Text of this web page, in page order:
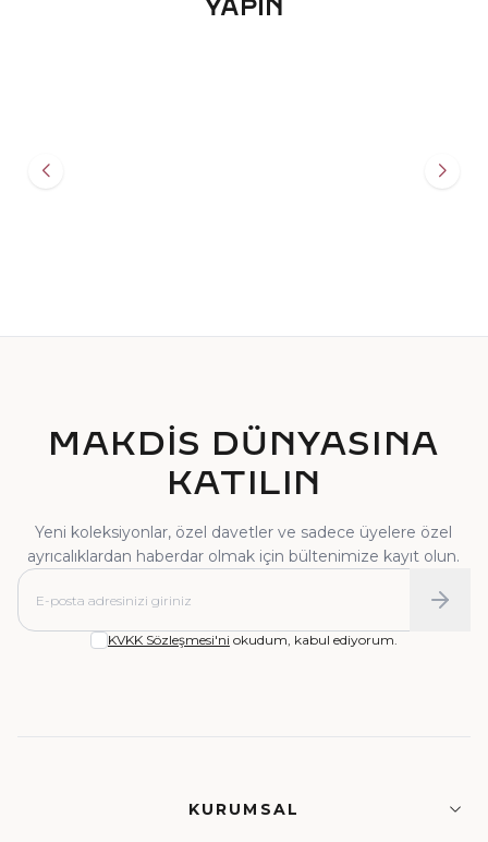
YAPIN
MAKDİS DÜNYASINA
KATILIN
Yeni koleksiyonlar, özel davetler ve sadece üyelere özel
ayrıcalıklardan haberdar olmak için bültenimize kayıt olun.
KVKK Sözleşmesi'ni okudum, kabul ediyorum.
KURUMSAL